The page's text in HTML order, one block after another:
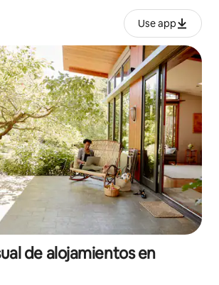
Use app
de alojamientos en